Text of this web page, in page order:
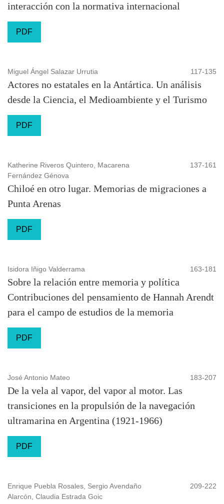
interacción con la normativa internacional
PDF
Miguel Ángel Salazar Urrutia 117-135
Actores no estatales en la Antártica. Un análisis
desde la Ciencia, el Medioambiente y el Turismo
PDF
Katherine Riveros Quintero, Macarena
Fernández Génova
137-161
Chiloé en otro lugar. Memorias de migraciones a
Punta Arenas
PDF
Isidora Iñigo Valderrama 163-181
Sobre la relación entre memoria y política
Contribuciones del pensamiento de Hannah Arendt
para el campo de estudios de la memoria
PDF
José Antonio Mateo 183-207
De la vela al vapor, del vapor al motor. Las
transiciones en la propulsión de la navegación
ultramarina en Argentina (1921-1966)
PDF
Enrique Puebla Rosales, Sergio Avendaño
Alarcón, Claudia Estrada Goic
209-222